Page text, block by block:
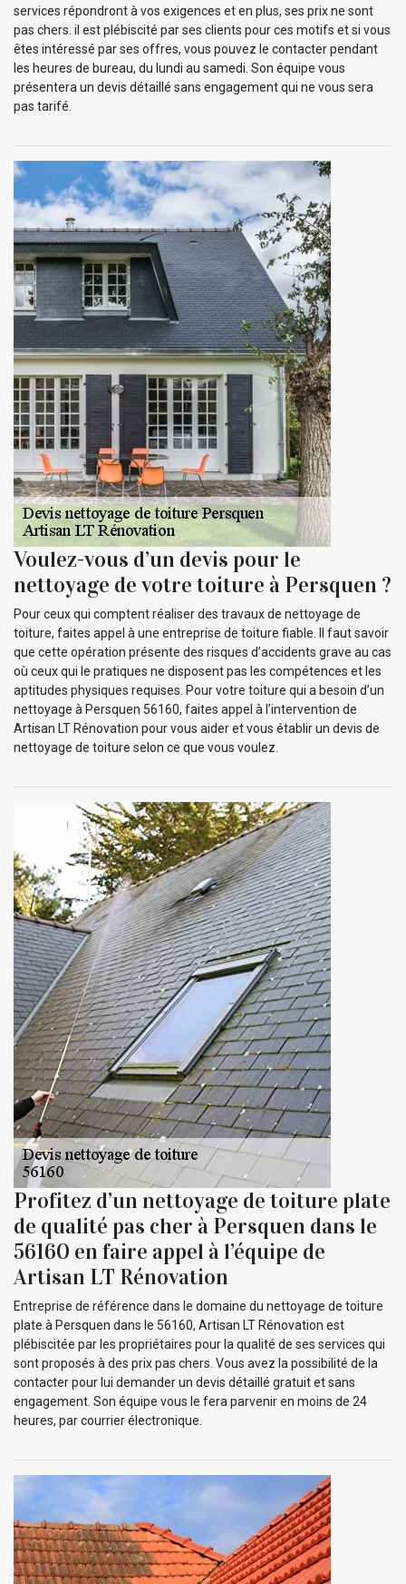
services répondront à vos exigences et en plus, ses prix ne sont
pas chers. il est plébiscité par ses clients pour ces motifs et si vous
êtes intéressé par ses offres, vous pouvez le contacter pendant
les heures de bureau, du lundi au samedi. Son équipe vous
présentera un devis détaillé sans engagement qui ne vous sera
pas tarifé.
Voulez-vous d’un devis pour le
nettoyage de votre toiture à Persquen ?
Pour ceux qui comptent réaliser des travaux de nettoyage de
toiture, faites appel à une entreprise de toiture fiable. Il faut savoir
que cette opération présente des risques d’accidents grave au cas
où ceux qui le pratiques ne disposent pas les compétences et les
aptitudes physiques requises. Pour votre toiture qui a besoin d’un
nettoyage à Persquen 56160, faites appel à l’intervention de
Artisan LT Rénovation pour vous aider et vous établir un devis de
nettoyage de toiture selon ce que vous voulez.
Profitez d’un nettoyage de toiture plate
de qualité pas cher à Persquen dans le
56160 en faire appel à l’équipe de
Artisan LT Rénovation
Entreprise de référence dans le domaine du nettoyage de toiture
plate à Persquen dans le 56160, Artisan LT Rénovation est
plébiscitée par les propriétaires pour la qualité de ses services qui
sont proposés à des prix pas chers. Vous avez la possibilité de la
contacter pour lui demander un devis détaillé gratuit et sans
engagement. Son équipe vous le fera parvenir en moins de 24
heures, par courrier électronique.